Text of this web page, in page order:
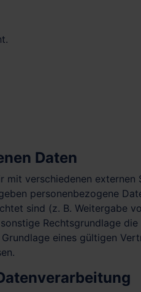
Daten
verschiedenen
personenbezogene
sind (z. B. Weitergabe
Rechtsgrundlage
eines gültigen